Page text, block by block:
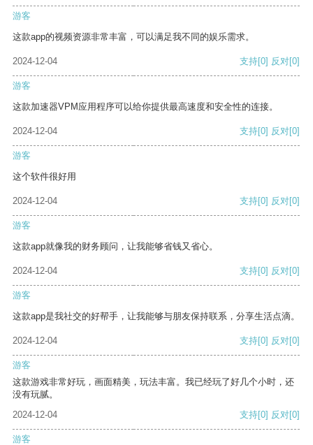
游客
这款app的视频资源非常丰富，可以满足我不同的娱乐需求。
2024-12-04 支持[0] 反对[0]
游客
这款加速器VPM应用程序可以给你提供最高速度和安全性的连接。
2024-12-04 支持[0] 反对[0]
游客
这个软件很好用
2024-12-04 支持[0] 反对[0]
游客
这款app就像我的财务顾问，让我能够省钱又省心。
2024-12-04 支持[0] 反对[0]
游客
这款app是我社交的好帮手，让我能够与朋友保持联系，分享生活点滴。
2024-12-04 支持[0] 反对[0]
游客
这款游戏非常好玩，画面精美，玩法丰富。我已经玩了好几个小时，还
没有玩腻。
2024-12-04
支持[0] 反对[0]
游客